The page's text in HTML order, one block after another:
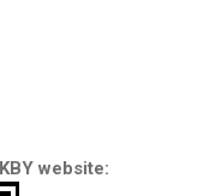
website: